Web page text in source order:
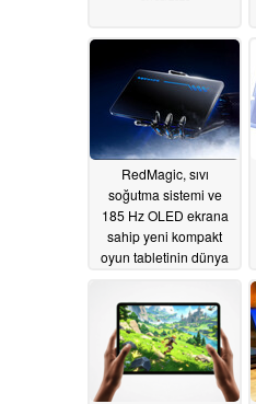
RedMagic, sıvı
soğutma sistemi ve
185 Hz OLED ekrana
sahip yeni kompakt
oyun tabletinin dünya
sürüleceğini doğruladı
06/30/2026